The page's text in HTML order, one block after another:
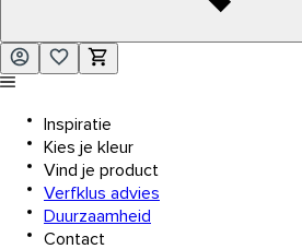
Inspiratie
Kies je kleur
Vind je product
Verfklus advies
Duurzaamheid
Contact